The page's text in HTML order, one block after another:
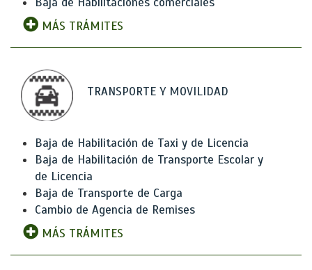
MÁS TRÁMITES
TRANSPORTE Y MOVILIDAD
Baja de Habilitación de Taxi y de Licencia
Baja de Habilitación de Transporte Escolar y
de Licencia
Baja de Transporte de Carga
Cambio de Agencia de Remises
MÁS TRÁMITES